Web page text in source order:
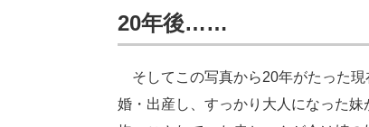
20年後……
そしてこの写真から20年がたった
婚・出産し、すっかり大人になった